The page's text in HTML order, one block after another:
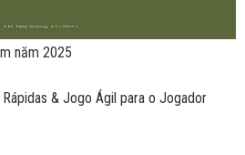
năm 2025
& Jogo Ágil para o Jogador